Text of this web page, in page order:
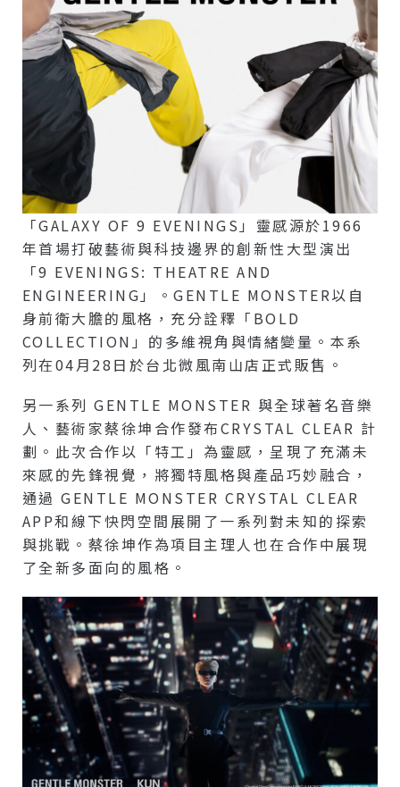
「GALAXY OF 9 EVENINGS」靈感源於1966
年首場打破藝術與科技邊界的創新性大型演出
「9 EVENINGS: THEATRE AND
ENGINEERING」。GENTLE MONSTER以自
身前衛大膽的風格，充分詮釋「BOLD
COLLECTION」的多維視角與情緒變量。本系
列在04月28日於台北微風南山店正式販售。
另一系列 GENTLE MONSTER 與全球著名音樂
人、藝術家蔡徐坤合作發布CRYSTAL CLEAR 計
劃。此次合作以「特工」為靈感，呈現了充滿未
來感的先鋒視覺，將獨特風格與產品巧妙融合，
通過 GENTLE MONSTER CRYSTAL CLEAR
APP和線下快閃空間展開了一系列對未知的探索
與挑戰。蔡徐坤作為項目主理人也在合作中展現
了全新多面向的風格。